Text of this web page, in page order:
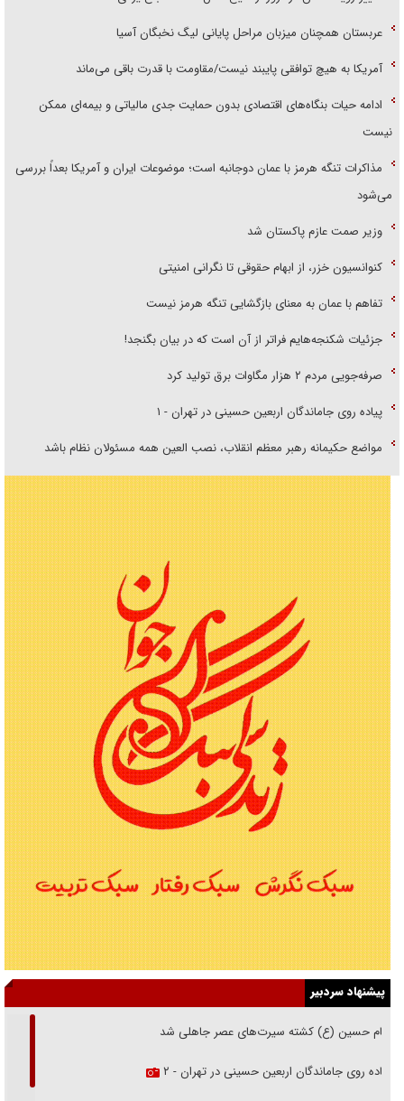
عربستان همچنان میزبان مراحل پایانی لیگ نخبگان آسیا
آمریکا به هیچ توافقی پایبند نیست/مقاومت با قدرت باقی می‌ماند
ادامه حیات بنگاه‌های اقتصادی بدون حمایت جدی مالیاتی و بیمه‌ای ممکن
نیست
مذاکرات تنگه هرمز با عمان دوجانبه است؛ موضوعات ایران و آمریکا بعداً بررسی
می‌شود
وزیر صمت عازم پاکستان شد
کنوانسیون خزر، از ابهام حقوقی تا نگرانی امنیتی
تفاهم با عمان به معنای بازگشایی تنگه هرمز نیست
جزئیات شکنجه‌هایم فراتر از آن است که در بیان بگنجد!
صرفه‌جویی مردم ۲ هزار مگاوات برق تولید کرد
پیاده روی جاماندگان اربعین حسینی در تهران - ۱
مواضع حکیمانه رهبر معظم انقلاب، نصب العین همه مسئولان نظام باشد
پیشنهاد سردبیر
امام حسین (ع) کشته سیرت‌های عصر جاهلی شد
پیاده روی جاماندگان اربعین حسینی در تهران - ۲